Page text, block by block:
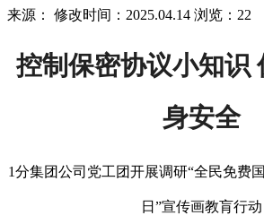
来源： 修改时间：2025.04.14 浏览：22
控制保密协议小知识
身安全
1分集团公司党工团开展调研“全民免费
日”宣传画教肓行动